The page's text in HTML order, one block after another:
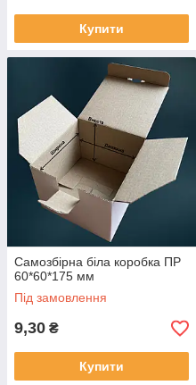
Купити
Самозбірна біла коробка ПР
60*60*175 мм
Під замовлення
9,30 ₴
Купити